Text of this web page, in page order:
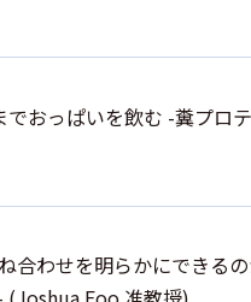
でおっぱいを飲む -糞プ
合わせを明らかにできる